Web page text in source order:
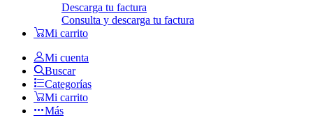
Descarga tu factura
Consulta y descarga tu factura
Mi carrito
Mi cuenta
Buscar
Categorías
Mi carrito
Más